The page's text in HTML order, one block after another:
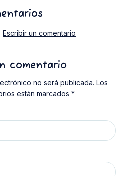
Escribir un comentario
comentario
no será publicada. Los
están marcados *